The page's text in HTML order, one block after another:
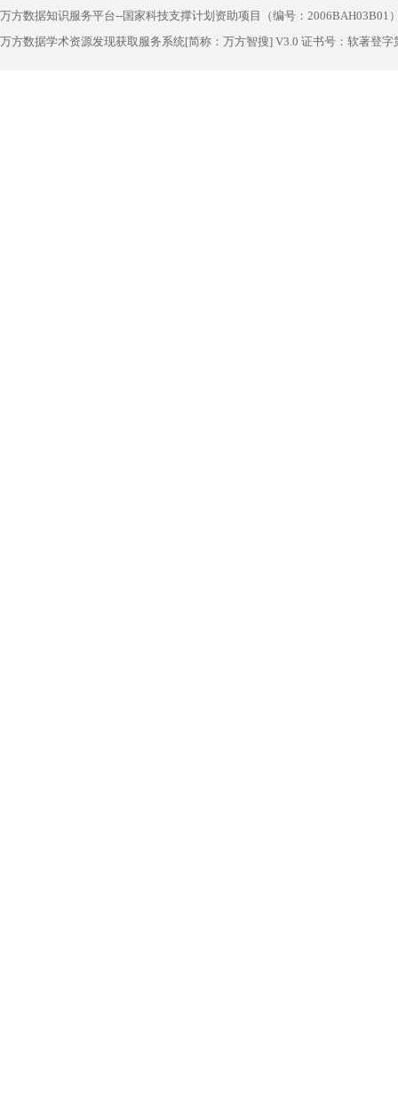
万方数据知识服务平台--国家科技支撑计划资助项目（编号：2006BAH03B01
万方数据学术资源发现获取服务系统[简称：万方智搜] V3.0 证书号：软著登字